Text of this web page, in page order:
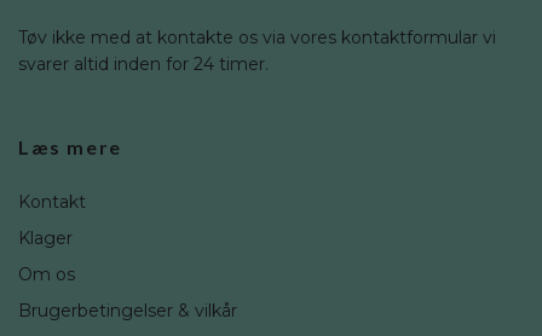
Tøv ikke med at kontakte os via vores kontaktformular vi
svarer altid inden for 24 timer.
Læs mere
Kontakt
Klager
Om os
Brugerbetingelser & vilkår